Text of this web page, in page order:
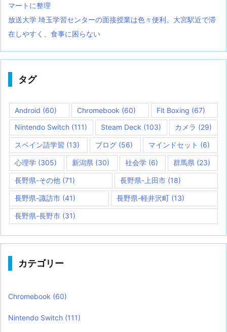
マートに整理
放送大学 埼玉学習センターの面接授業は色々便利。大宮駅近で滞
在しやすく、食事に困らない
タグ
Android (60) Chromebook (60) Fit Boxing (67)
Nintendo Switch (111) Steam Deck (103) カメラ (29)
スペイン語学習 (13) ブログ (56) マインドセット (6)
心理学 (305) 新潟県 (30) 社会学(6) 群馬県 (23)
長野県-その他 (71) 長野県-上田市(18)
長野県-諏訪市 (41) 長野県-軽井沢町 (13)
長野県-長野市 (31)
カテゴリー
Chromebook (60)
Nintendo Switch (111)